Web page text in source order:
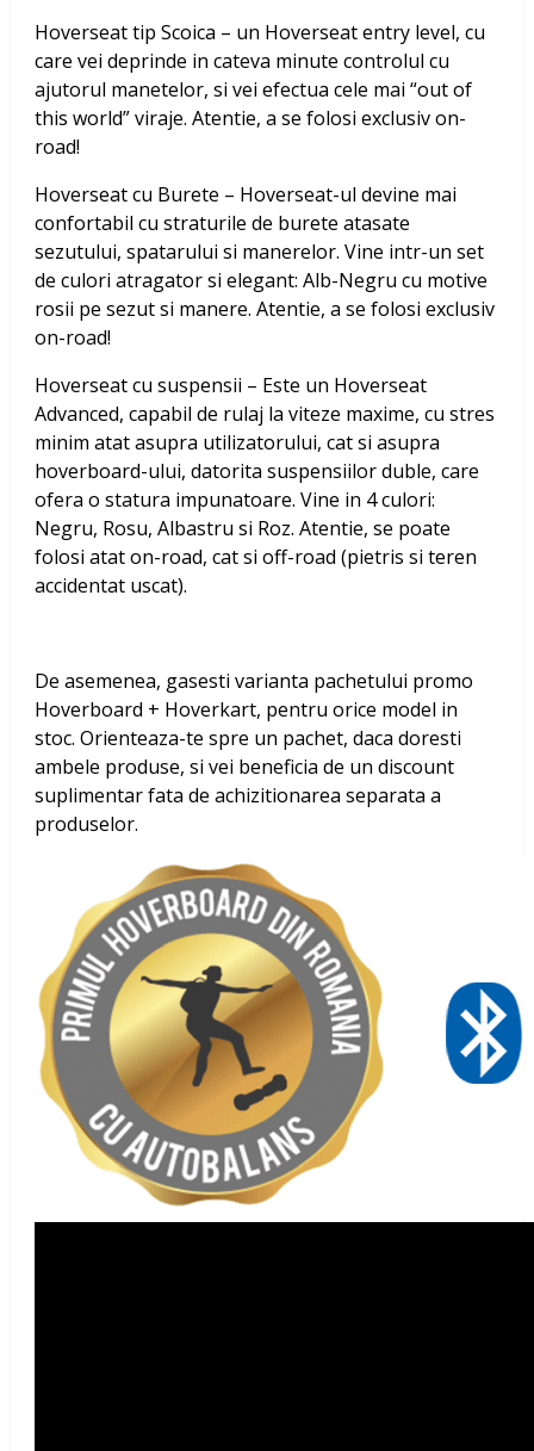
Hoverseat tip Scoica – un Hoverseat entry level, cu
care vei deprinde in cateva minute controlul cu
ajutorul manetelor, si vei efectua cele mai “out of
this world” viraje. Atentie, a se folosi exclusiv on-
road!
Hoverseat cu Burete – Hoverseat-ul devine mai
confortabil cu straturile de burete atasate
sezutului, spatarului si manerelor. Vine intr-un set
de culori atragator si elegant: Alb-Negru cu motive
rosii pe sezut si manere. Atentie, a se folosi exclusiv
on-road!
Hoverseat cu suspensii – Este un Hoverseat
Advanced, capabil de rulaj la viteze maxime, cu stres
minim atat asupra utilizatorului, cat si asupra
hoverboard-ului, datorita suspensiilor duble, care
ofera o statura impunatoare. Vine in 4 culori:
Negru, Rosu, Albastru si Roz. Atentie, se poate
folosi atat on-road, cat si off-road (pietris si teren
accidentat uscat).
De asemenea, gasesti varianta pachetului promo
Hoverboard + Hoverkart, pentru orice model in
stoc. Orienteaza-te spre un pachet, daca doresti
ambele produse, si vei beneficia de un discount
suplimentar fata de achizitionarea separata a
produselor.